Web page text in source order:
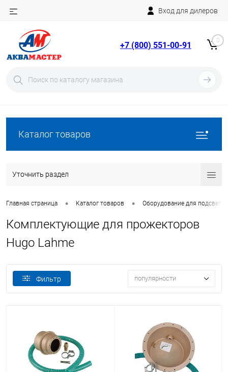
Вход для дилеров
+7 (800) 551-00-91 0
Каталог товаров
Уточнить раздел
Главная страница • Каталог товаров • Оборудование для
Комплектующие для прожекторов
Hugo Lahme
Фильтр популярности